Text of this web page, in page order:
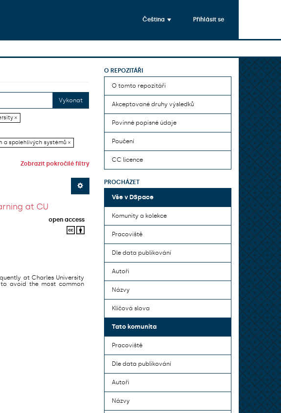
Čeština Přihlásit se
Vykonat
×
a spolehlivých systémů ×
Zobrazit pokročilé filtry
at CU
open access
at Charles University
avoid the most common
O REPOZITÁŘI
O tomto repozitáři
Akceptované druhy výsledků
Povinné popisné údaje
Poučení
CC licence
PROCHÁZET
Vše v DSpace
Komunity a kolekce
Pracoviště
Dle data publikování
Autoři
Názvy
Klíčová slova
Tato komunita
Pracoviště
Dle data publikování
Autoři
Názvy